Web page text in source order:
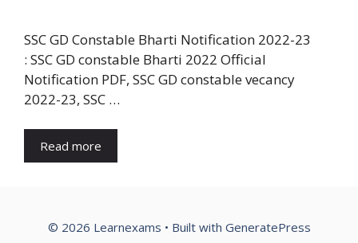
SSC GD Constable Bharti Notification 2022-23
: SSC GD constable Bharti 2022 Official
Notification PDF, SSC GD constable vecancy
2022-23, SSC …
Read more
© 2026 Learnexams • Built with GeneratePress